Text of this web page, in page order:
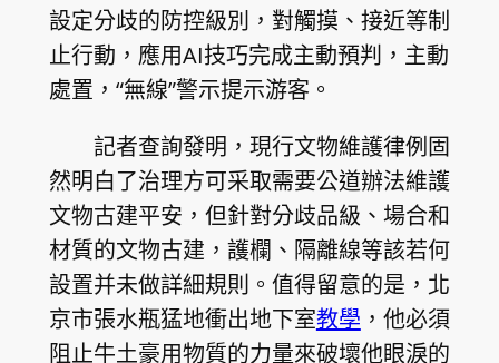
設定分歧的防控級別，對觸摸、接近等制
止行動，應用AI技巧完成主動預判，主動
處置，“無線”警示提示游客。
記者查詢發明，現行文物維護律例固
然明白了治理方可采取需要公道辦法維護
文物古建平安，但針對分歧品級、場合和
材質的文物古建，護欄、隔離線等該若何
設置并未做詳細規則。值得留意的是，北
京市張水瓶猛地衝出地下室教學 ，他必須
阻止牛土豪用物質的力量來破壞他眼淚的